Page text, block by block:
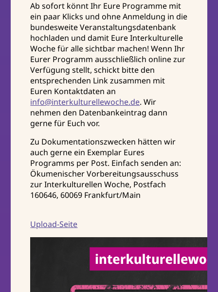
Ab sofort könnt Ihr Eure Programme mit
ein paar Klicks und ohne Anmeldung in die
bundesweite Veranstaltungsdatenbank
hochladen und damit Eure Interkulturelle
Woche für alle sichtbar machen! Wenn Ihr
Eurer Programm ausschließlich online zur
Verfügung stellt, schickt bitte den
entsprechenden Link zusammen mit
Euren Kontaktdaten an
info@interkulturellewoche.de. Wir
nehmen den Datenbankeintrag dann
gerne für Euch vor.
Zu Dokumentationszwecken hätten wir
auch gerne ein Exemplar Eures
Programms per Post. Einfach senden an:
Ökumenischer Vorbereitungsausschuss
zur Interkulturellen Woche, Postfach
160646, 60069 Frankfurt/Main
Upload-Seite